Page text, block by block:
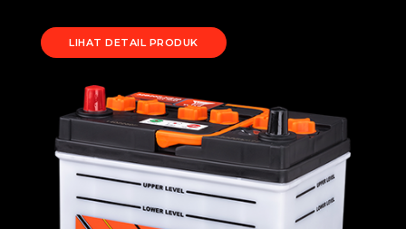
LIHAT DETAIL PRODUK